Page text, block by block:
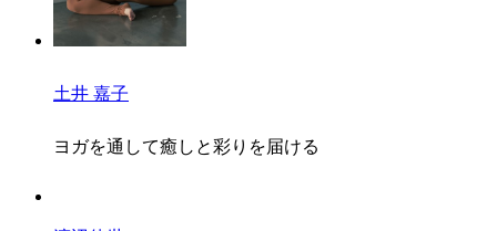
土井 嘉子
ヨガを通して癒しと彩りを届ける